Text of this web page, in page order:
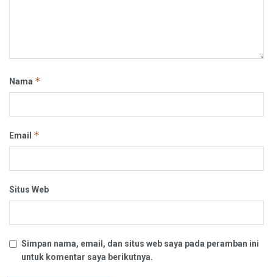
Nama *
Email *
Situs Web
Simpan nama, email, dan situs web saya pada peramban ini
untuk komentar saya berikutnya.